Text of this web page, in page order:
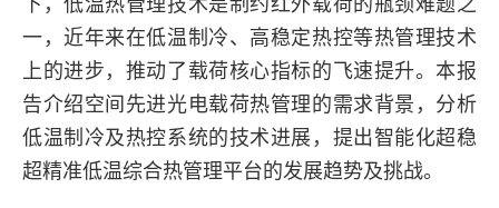
一，近年来在低温制冷、高稳定热控等热管理技术
上的进步，推动了载荷核心指标的飞速提升。本报
告介绍空间先进光电载荷热管理的需求背景，分析
低温制冷及热控系统的技术进展，提出智能化超稳
超精准低温综合热管理平台的发展趋势及挑战。